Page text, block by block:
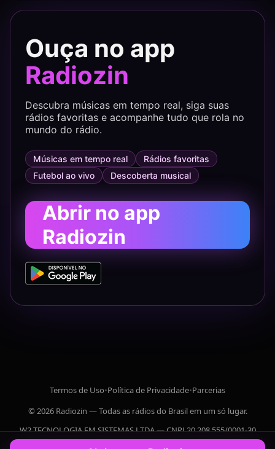
Ouça no app
Radiozin
Descubra músicas em tempo real, siga suas
rádios favoritas e acompanhe tudo que rola no
mundo do rádio.
Músicas em tempo real
Rádios favoritas
Futebol ao vivo
Descoberta musical
Abrir no app
Radiozin
Termos de Uso•Política de Privacidade•Parcerias
© 2026 Radiozin — Todas as rádios do Brasil em um só lugar.
W2 TECNOLOGIA EM SISTEMAS LTDA — CNPJ 20.208.555/0001-30